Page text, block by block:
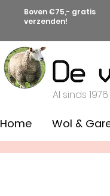
Boven €75,- gratis
verzenden!
Al sinds
Home Wol &